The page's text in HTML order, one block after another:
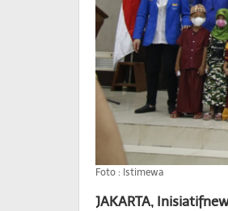
Foto : Istimewa
JAKARTA,